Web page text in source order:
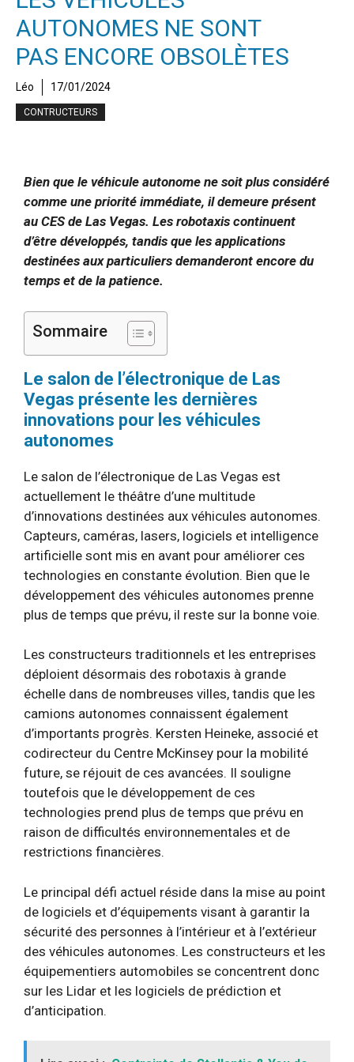
AUTONOMES NE SONT
PAS ENCORE OBSOLÈTES
Léo 17/01/2024
CONTRUCTEURS
Bien que le véhicule autonome ne soit plus considéré
comme une priorité immédiate, il demeure présent
au CES de Las Vegas. Les robotaxis continuent
d’être développés, tandis que les applications
destinées aux particuliers demanderont encore du
temps et de la patience.
Sommaire
Le salon de l’électronique de Las
Vegas présente les dernières
innovations pour les véhicules
autonomes
Le salon de l’électronique de Las Vegas est
actuellement le théâtre d’une multitude
d’innovations destinées aux véhicules autonomes.
Capteurs, caméras, lasers, logiciels et intelligence
artificielle sont mis en avant pour améliorer ces
technologies en constante évolution. Bien que le
développement des véhicules autonomes prenne
plus de temps que prévu, il reste sur la bonne voie.
Les constructeurs traditionnels et les entreprises
déploient désormais des robotaxis à grande
échelle dans de nombreuses villes, tandis que les
camions autonomes connaissent également
d’importants progrès. Kersten Heineke, associé et
codirecteur du Centre McKinsey pour la mobilité
future, se réjouit de ces avancées. Il souligne
toutefois que le développement de ces
technologies prend plus de temps que prévu en
raison de difficultés environnementales et de
restrictions financières.
Le principal défi actuel réside dans la mise au point
de logiciels et d’équipements visant à garantir la
sécurité des personnes à l’intérieur et à l’extérieur
des véhicules autonomes. Les constructeurs et les
équipementiers automobiles se concentrent donc
sur les Lidar et les logiciels de prédiction et
d’anticipation.